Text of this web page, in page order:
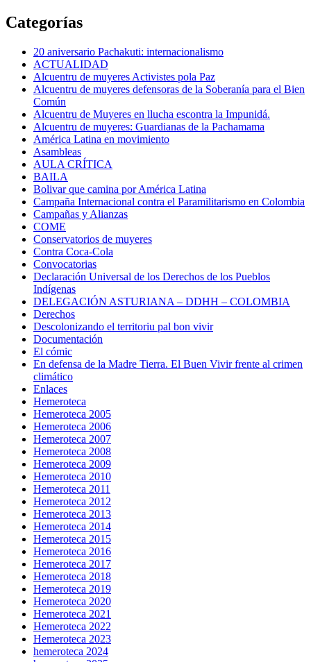
Categorías
20 aniversario Pachakuti: internacionalismo
ACTUALIDAD
Alcuentru de muyeres Activistes pola Paz
Alcuentru de muyeres defensoras de la Soberanía para el Bien
Común
Alcuentru de Muyeres en llucha escontra la Impunidá.
Alcuentru de muyeres: Guardianas de la Pachamama
América Latina en movimiento
Asambleas
AULA CRÍTICA
BAILA
Bolivar que camina por América Latina
Campaña Internacional contra el Paramilitarismo en Colombia
Campañas y Alianzas
COME
Conservatorios de muyeres
Contra Coca-Cola
Convocatorias
Declaración Universal de los Derechos de los Pueblos
Indígenas
DELEGACIÓN ASTURIANA – DDHH – COLOMBIA
Derechos
Descolonizando el territoriu pal bon vivir
Documentación
El cómic
En defensa de la Madre Tierra. El Buen Vivir frente al crimen
climático
Enlaces
Hemeroteca
Hemeroteca 2005
Hemeroteca 2006
Hemeroteca 2007
Hemeroteca 2008
Hemeroteca 2009
Hemeroteca 2010
Hemeroteca 2011
Hemeroteca 2012
Hemeroteca 2013
Hemeroteca 2014
Hemeroteca 2015
Hemeroteca 2016
Hemeroteca 2017
Hemeroteca 2018
Hemeroteca 2019
Hemeroteca 2020
Hemeroteca 2021
Hemeroteca 2022
Hemeroteca 2023
hemeroteca 2024